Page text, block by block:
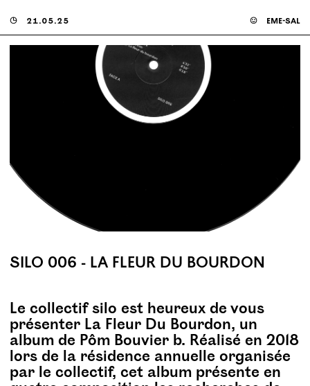
◶ 21.05.25 ☺ ême-sal
SILO 006 - LA FLEUR DU BOURDON
Le collectif silo est heureux de vous
présenter La Fleur Du Bourdon, un
album de Pôm Bouvier b. Réalisé en 2018
lors de la résidence annuelle organisée
par le collectif, cet album présente en